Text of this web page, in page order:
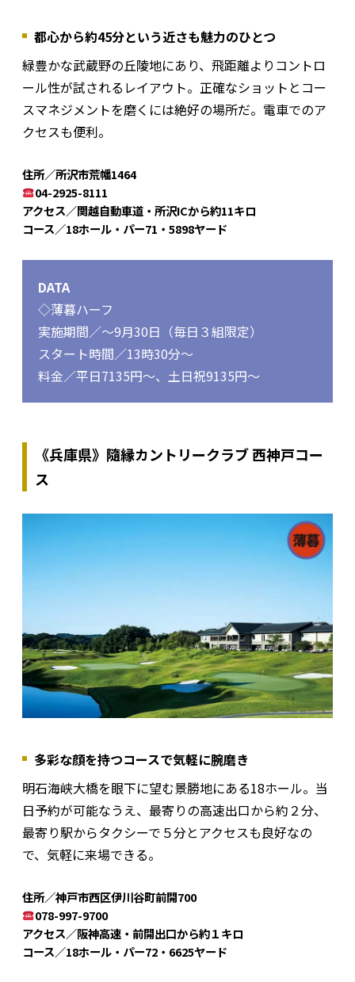
都心から約45分という近さも魅力のひとつ
緑豊かな武蔵野の丘陵地にあり、飛距離よりコントロ
ール性が試されるレイアウト。正確なショットとコー
スマネジメントを磨くには絶好の場所だ。電車でのア
クセスも便利。
住所／所沢市荒幡1464
04-2925-8111
アクセス／関越自動車道・所沢ICから約11キロ
コース／18ホール・パー71・5898ヤード
DATA
◇薄暮ハーフ
実施期間／～9月30日（毎日３組限定）
スタート時間／13時30分～
料金／平日7135円～、土日祝9135円～
《兵庫県》隨縁カントリークラブ 西神戸コー
ス
多彩な顔を持つコースで気軽に腕磨き
明石海峡大橋を眼下に望む景勝地にある18ホール。当
日予約が可能なうえ、最寄りの高速出口から約２分、
最寄り駅からタクシーで５分とアクセスも良好なの
で、気軽に来場できる。
住所／神戸市西区伊川谷町前開700
078-997-9700
アクセス／阪神高速・前開出口から約１キロ
コース／18ホール・パー72・6625ヤード